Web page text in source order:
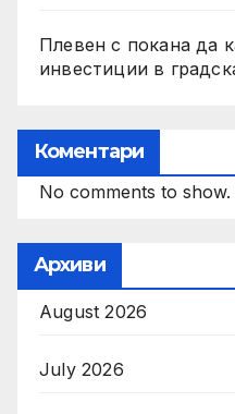
Плевен с покана да
инвестиции в
Коментари
No comments to show.
Архиви
August 2026
July 2026